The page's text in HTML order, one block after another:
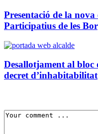
Presentació de la nova
Participatius de les
Desallotjament al
decret d’inhabitabilitat